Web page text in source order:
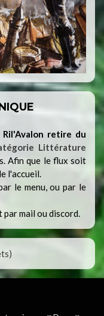
retire du
Littérature
Afin que le flux soit
l'accueil.
le menu, ou par le
par mail ou discord.